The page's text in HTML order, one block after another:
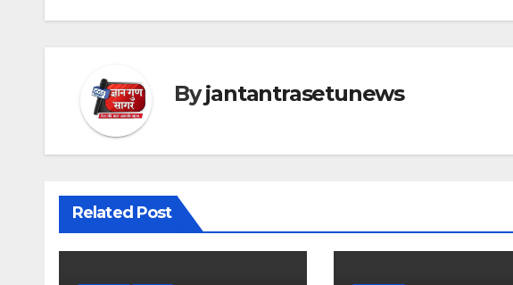
Byjantantrasetunews
Related Post